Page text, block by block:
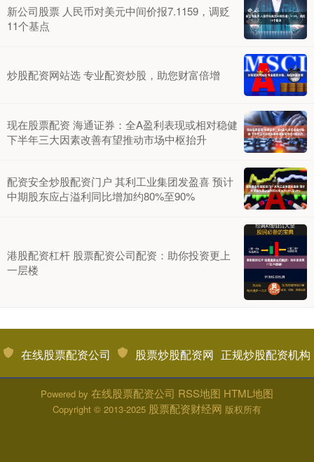
新公司股票 人民币对美元中间价报7.1159，调贬
11个基点
炒股配资网站选 专业配资炒股，助您财富倍增
现在股票配资 海通证券：全A盈利表现或相对稳健
下半年三大因素改善有望推动市场中枢抬升
配资安全炒股配资门户 其利工业集团发盈喜 预计
中期股东应占溢利同比增加约80%至90%
港股配资杠杆 股票配资公司配资：助你投资更上
一层楼
在线股票配资公司 股票炒股配资网 正规炒股配资机构
Powered by 在线股票配资公司 RSS地图 HTML地图
Copyright © 2013-2025 股票配资财经网 版权所有